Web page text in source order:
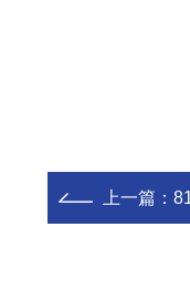
上一篇：